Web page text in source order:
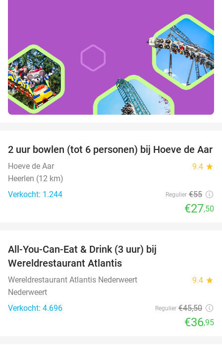
50%
2 uur bowlen (tot 6 personen) bij Hoeve de Aar
Hoeve de Aar 9.4 star
Heerlen (12 km)
Verkocht: 1.244
Regulier €55
€27,50
All-You-Can-Eat & Drink (3 uur) bij
Wereldrestaurant Atlantis
Wereldrestaurant Atlantis Nederweert 9.4 star
Nederweert
Verkocht: 4.696
Regulier €45,50
€36,95